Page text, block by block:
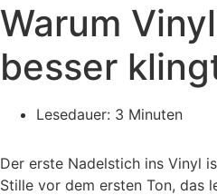
Warum
besser
Lesedauer: 3 Minuten
Der erste Nadelstich ins Vinyl
Stille vor dem ersten Ton, das